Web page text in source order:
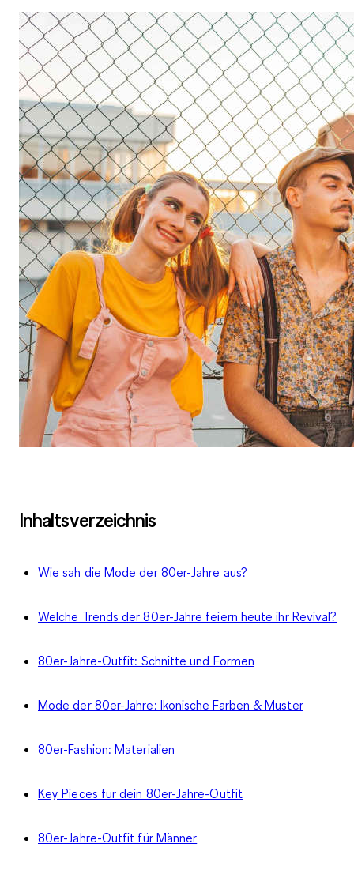
Inhaltsverzeichnis
Wie sah die Mode der 80er-Jahre aus?
Welche Trends der 80er-Jahre feiern heute ihr Revival?
80er-Jahre-Outfit: Schnitte und Formen
Mode der 80er-Jahre: Ikonische Farben & Muster
80er-Fashion: Materialien
Key Pieces für dein 80er-Jahre-Outfit
80er-Jahre-Outfit für Männer